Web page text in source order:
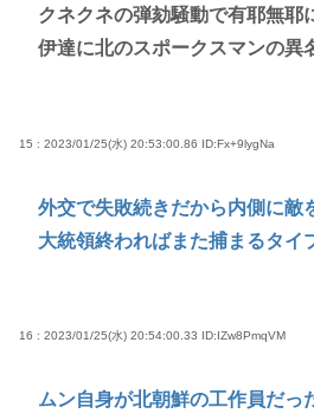
クネクネの弾劾騒動で有耶無耶
伊達に北のスポークスマンの異
15 : 2023/01/25(水) 20:53:00.86 ID:Fx+9lygNa
外交で失敗続きだから内側に敵
大統領終わればまた捕まるタイ
16 : 2023/01/25(水) 20:54:00.33 ID:IZw8PmqVM
ムン自身が北朝鮮の工作員だっ